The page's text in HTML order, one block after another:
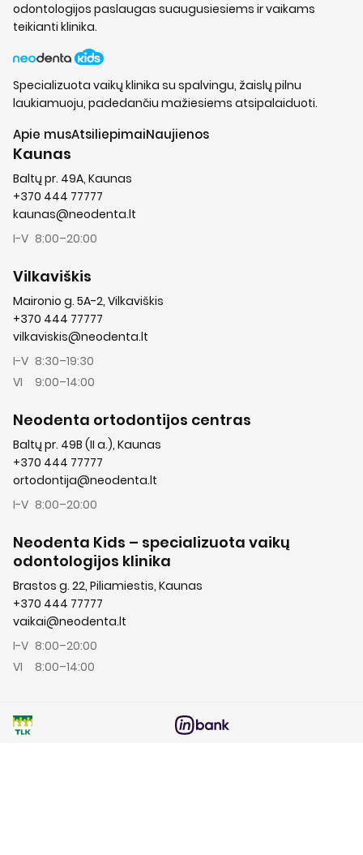
odontologijos paslaugas suaugusiesiems ir vaikams
teikianti klinika.
Specializuota vaikų klinika su spalvingu, žaislų pilnu
laukiamuoju, padedančiu mažiesiems atsipalaiduoti.
Apie musAtsiliepimaiNaujienos
Kaunas
Baltų pr. 49A, Kaunas
+370 444 77777
kaunas@neodenta.lt
I-V 8:00–20:00
Vilkaviškis
Maironio g. 5A-2, Vilkaviškis
+370 444 77777
vilkaviskis@neodenta.lt
I-V 8:30–19:30
VI
9:00–14:00
Neodenta ortodontijos centras
Baltų pr. 49B (II a.), Kaunas
+370 444 77777
ortodontija@neodenta.lt
I-V 8:00–20:00
Neodenta Kids – specializuota vaikų
odontologijos klinika
Brastos g. 22, Piliamiestis, Kaunas
+370 444 77777
vaikai@neodenta.lt
I-V 8:00–20:00
VI
8:00–14:00